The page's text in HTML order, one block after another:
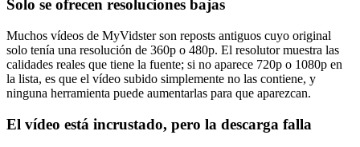
Solo se ofrecen resoluciones bajas
Muchos vídeos de MyVidster son reposts antiguos cuyo original
solo tenía una resolución de 360p o 480p. El resolutor muestra las
calidades reales que tiene la fuente; si no aparece 720p o 1080p en
la lista, es que el vídeo subido simplemente no las contiene, y
ninguna herramienta puede aumentarlas para que aparezcan.
El vídeo está incrustado, pero la descarga falla